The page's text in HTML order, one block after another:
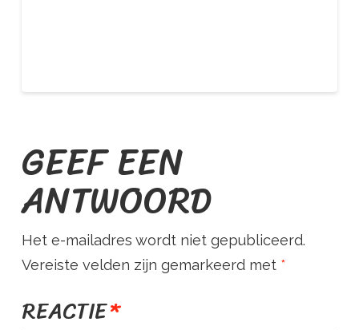
U
R
S
T
R
GEEF EEN
ANTWOORD
Het e-mailadres wordt niet gepubliceerd.
Vereiste velden zijn gemarkeerd met *
REACTIE*